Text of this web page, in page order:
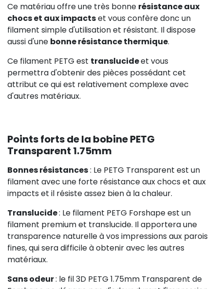
Ce matériau offre une très bonne résistance aux
chocs et aux impactset vous confère donc un
filament simple d'utilisation et résistant. Il dispose
aussi d'une bonne résistance thermique.
Ce filament PETG est translucideet vous
permettra d'obtenir des pièces possédant cet
attribut ce qui est relativement complexe avec
d'autres matériaux.
Points forts de la bobine PETG
Transparent 1.75mm
Bonnes résistances: Le PETG Transparent est un
filament avec une forte résistance aux chocs et aux
impacts et il résiste assez bien à la chaleur.
Translucide: Le filament PETG Forshape est un
filament premium et translucide. Il apportera une
transparence naturelle à vos impressions aux parois
fines, qui sera difficile à obtenir avec les autres
matériaux.
Sans odeur: le fil 3D PETG 1.75mm Transparent de